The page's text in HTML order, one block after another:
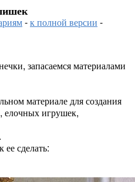
-к полной версии -
запасаемся материалами
материале для создания
елочных игрушек,
сделать: